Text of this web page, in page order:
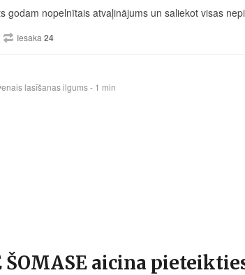
godam nopelnītais atvaļinājums un saliekot visas
Iesaka 24
lasīšanas ilgums - 1 min
ŠOMASE aicina